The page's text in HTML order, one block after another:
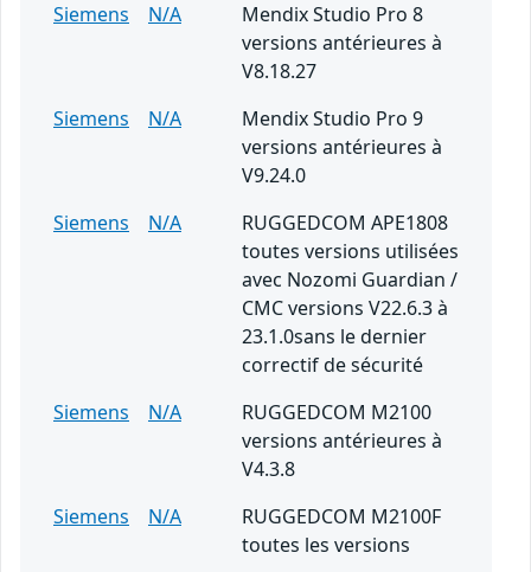
Siemens
N/A
Mendix Studio Pro 8
versions antérieures à
V8.18.27
Siemens
N/A
Mendix Studio Pro 9
versions antérieures à
V9.24.0
Siemens
N/A
RUGGEDCOM APE1808
toutes versions utilisées
avec Nozomi Guardian /
CMC versions V22.6.3 à
23.1.0sans le dernier
correctif de sécurité
Siemens
N/A
RUGGEDCOM M2100
versions antérieures à
V4.3.8
Siemens
N/A
RUGGEDCOM M2100F
toutes les versions